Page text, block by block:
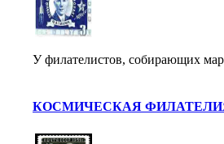
У филателистов, собирающих
КОСМИЧЕСКАЯ